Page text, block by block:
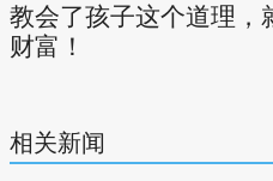
教会了孩子这个道理，
财富！
相关新闻